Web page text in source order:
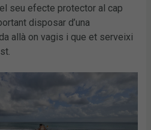
seu efecte protector al cap
disposar d’una
allà on vagis i que et serveixi